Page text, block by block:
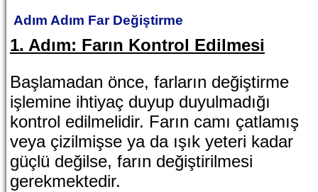
Adım Adım Far Değiştirme
1. Adım: Farın Kontrol Edilmesi
Başlamadan önce, farların değiştirme
işlemine ihtiyaç duyup duyulmadığı
kontrol edilmelidir. Farın camı çatlamış
veya çizilmişse ya da ışık yeteri kadar
güçlü değilse, farın değiştirilmesi
gerekmektedir.